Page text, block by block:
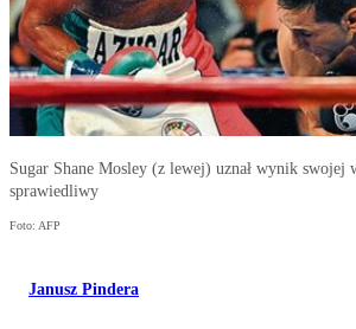
Sugar Shane Mosley (z lewej) uznał wynik swojej
sprawiedliwy
Foto: AFP
Janusz Pindera